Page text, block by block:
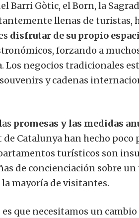
Barri Gòtic, el Born, la
llenas de turistas,
disfrutar de su propio
forzando a
Los negocios tradicionales
y cadenas
promesas y las medidas
Catalunya han hecho
turísticos son
de concienciación sobre
mayoría de visitantes.
que necesitamos un